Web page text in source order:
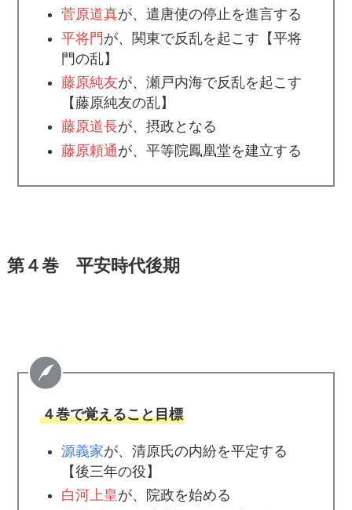
菅原道真が、遣唐使の停止を進言する
平将門 が、関東で反乱を起こす【平将
門の乱】
藤原純友が、瀬戸内海で反乱を起こす
【藤原純友の乱】
藤原道長が、摂政となる
藤原頼通が、平等院鳳凰堂を建立する
第４巻 平安時代後期
４巻で覚えること目標
源義家が、清原氏の内紛を平定する
【後三年の役】
白河上皇が、院政を始める